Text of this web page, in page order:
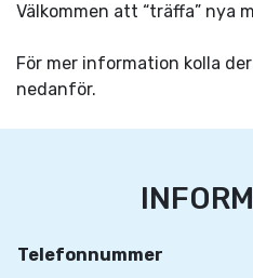
Välkommen att “träffa” nya
För mer information kolla
nedanför.
Telefonnummer